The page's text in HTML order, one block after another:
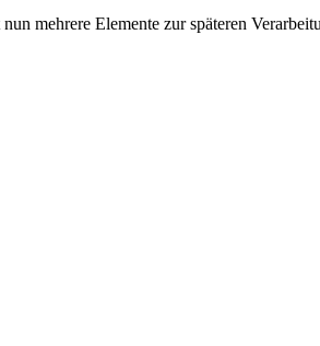
mehrere Elemente zur späteren